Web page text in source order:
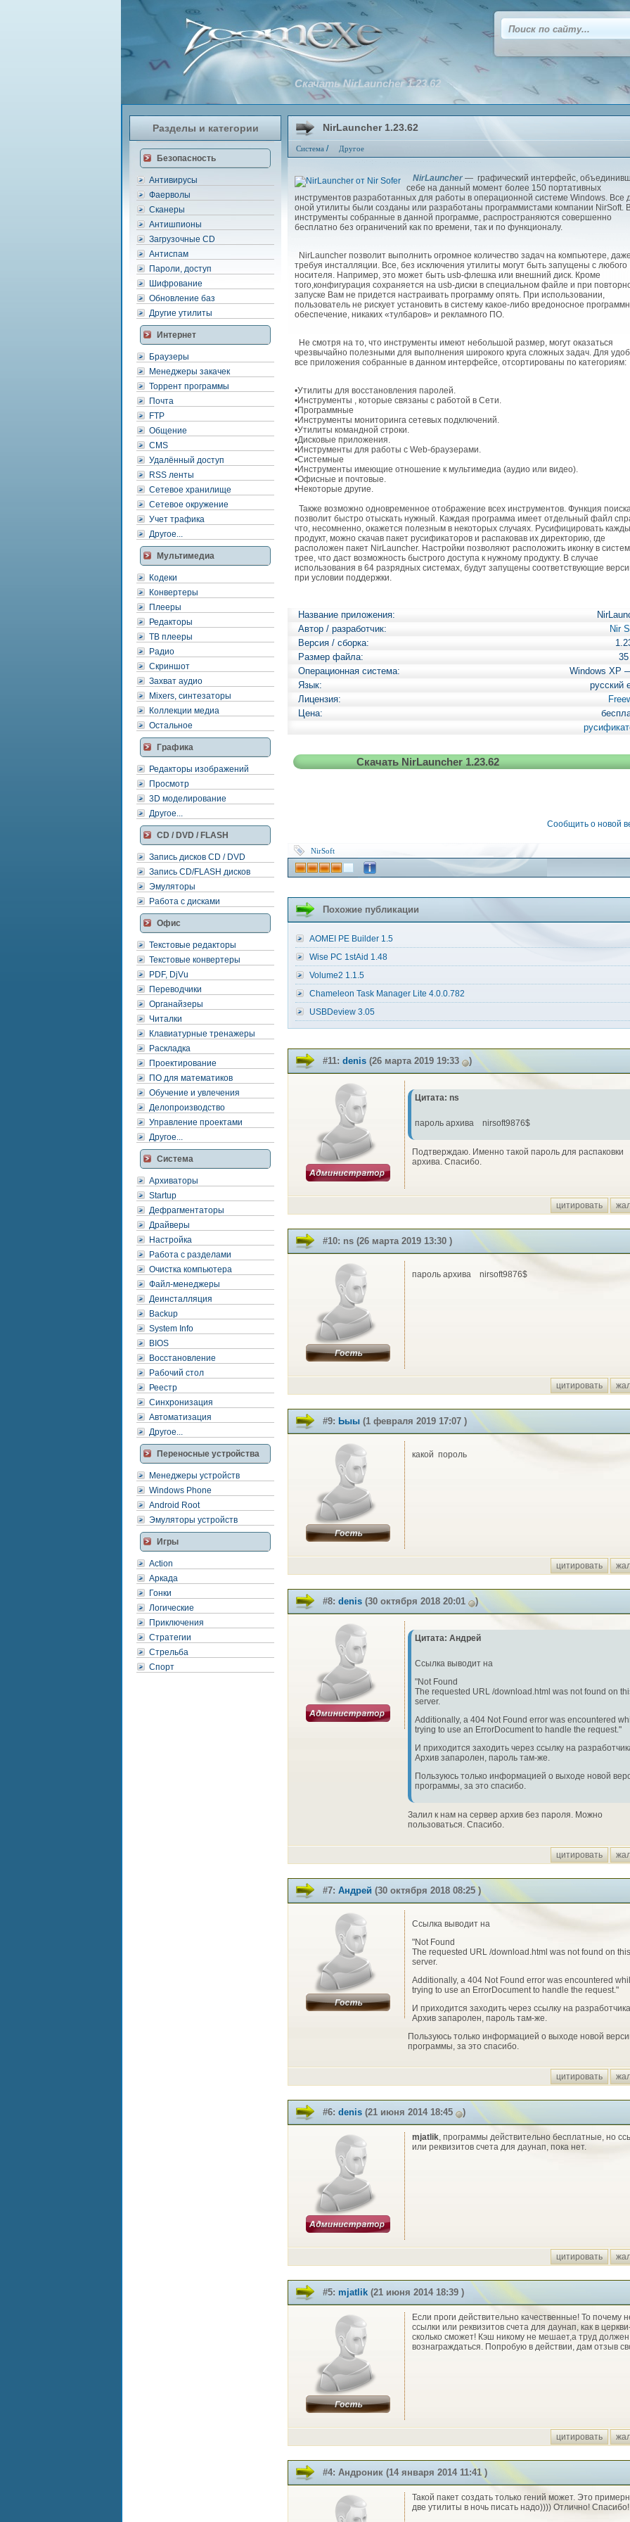
Разделы и категории
Безопасность
Антивирусы
Фаерволы
Сканеры
Антишпионы
Загрузочные CD
Антиспам
Пароли, доступ
Шифрование
Обновление баз
Другие утилиты
Интернет
Браузеры
Менеджеры закачек
Торрент программы
Почта
FTP
Общение
CMS
Удалённый доступ
RSS ленты
Сетевое хранилище
Сетевое окружение
Учет трафика
Другое...
Мультимедиа
Кодеки
Конвертеры
Плееры
Редакторы
ТВ плееры
Радио
Скриншот
Захват аудио
Mixers, синтезаторы
Коллекции медиа
Остальное
Графика
Редакторы изображений
Просмотр
3D моделирование
Другое...
CD / DVD / FLASH
Запись дисков CD / DVD
Запись CD/FLASH дисков
Эмуляторы
Работа с дисками
Офис
Текстовые редакторы
Текстовые конвертеры
PDF, DjVu
Переводчики
Органайзеры
Читалки
Клавиатурные тренажеры
Раскладка
Проектирование
ПО для математиков
Обучение и увлечения
Делопроизводство
Управление проектами
Другое...
Система
Архиваторы
Startup
Дефрагментаторы
Драйверы
Настройка
Работа с разделами
Очистка компьютера
Файл-менеджеры
Деинсталляция
Backup
System Info
BIOS
Восстановление
Рабочий стол
Реестр
Синхронизация
Автоматизация
Другое...
Переносные устройства
Менеджеры устройств
Windows Phone
Android Root
Эмуляторы устройств
Игры
Action
Аркада
Гонки
Логические
Приключения
Стратегии
Стрельба
Спорт
NirLauncher 1.23.62
Система / Другое
Скачать NirLauncher 1.23.62
NirLauncher — графический интерфейс,
себе на данный момент более 150 портативных
инструментов разработанных для работы в операционной системе Windows. Все
оной утилиты были созданы или разработаны программистами компании NirSoft.
инструменты собранные в данной программе, распространяются совершенно
бесплатно без ограничений как по времени, так и по функционалу.
NirLauncher позволит выполнить огромное количество задач на компьютере,
требуя инсталляции. Все, без исключения утилиты могут быть запущены с любого
носителя. Например, это может быть usb-флешка или внешний диск. Кроме
того,конфигурация сохраняется на usb-диски в специальном файле и при
запуске Вам не придется настраивать программу опять. При использовании,
пользователь не рискует установить в систему какое-либо вредоносное
обеспечение, никаких «тулбаров» и рекламного ПО.
Не смотря на то, что инструменты имеют небольшой размер, могут оказаться
чрезвычайно полезными для выполнения широкого круга сложных задач. Для
все приложения собранные в данном интерфейсе, отсортированы по категориям:
•Утилиты для восстановления паролей.
•Инструменты , которые связаны с работой в Сети.
•Программные
•Инструменты мониторинга сетевых подключений.
•Утилиты командной строки.
•Дисковые приложения.
•Инструменты для работы с Web-браузерами.
•Системные
•Инструменты имеющие отношение к мультимедиа (аудио или видео).
•Офисные и почтовые.
•Некоторые другие.
Также возможно одновременное отображение всех инструментов. Функция
позволит быстро отыскать нужный. Каждая программа имеет отдельный файл
что, несомненно, окажется полезным в некоторых случаях. Русифицировать
продукт, можно скачав пакет русификаторов и распаковав их директорию, где
расположен пакет NirLauncher. Настройки позволяют расположить иконку в
трее, что даст возможность быстрого доступа к нужному продукту. В случае
использования в 64 разрядных системах, будут запущены соответствующие
при условии поддержки.
Название приложения:
Автор / разработчик:
Nir
Версия / сборка:
Размер файла:
Операционная система:
Windows XP
Язык:
русский
Лицензия:
Цена:
Скачать NirLauncher 1.23.62
Сообщить о новой
NirSoft
Похожие публикации
AOMEI PE Builder 1.5
Wise PC 1stAid 1.48
Volume2 1.1.5
Сhameleon Task Manager Lite 4.0.0.782
USBDeview 3.05
#11: denis (26 марта 2019 19:33 )
Цитата: ns
пароль архива nirsoft9876$
Подтверждаю. Именно такой пароль для распаковки
архива. Спасибо.
цитировать
#10: ns (26 марта 2019 13:30 )
пароль архива nirsoft9876$
цитировать
#9: Ьыы (1 февраля 2019 17:07 )
какой пороль
цитировать
#8: denis (30 октября 2018 20:01 )
Цитата: Андрей
Ссылка выводит на
"Not Found
The requested URL /download.html was not found on
server.
Additionally, a 404 Not Found error was encountered
trying to use an ErrorDocument to handle the request."
И приходится заходить через ссылку на
Архив запаролен, пароль там-же.
Пользуюсь только информацией о выходе новой
программы, за это спасибо.
Залил к нам на сервер архив без пароля. Можно
пользоваться. Спасибо.
цитировать
#7: Андрей (30 октября 2018 08:25 )
Ссылка выводит на
"Not Found
The requested URL /download.html was not found on this
server.
Additionally, a 404 Not Found error was encountered
trying to use an ErrorDocument to handle the request."
И приходится заходить через ссылку на
Архив запаролен, пароль там-же.
Пользуюсь только информацией о выходе новой
программы, за это спасибо.
цитировать
#6: denis (21 июня 2014 18:45 )
mjatlik, программы действительно бесплатные, но
или реквизитов счета для даунап, пока нет.
цитировать
#5: mjatlik (21 июня 2014 18:39 )
Если проги действительно качественные! То почему
ссылки или реквизитов счета для даунап, как в
сколько сможет! Кэш никому не мешает,а труд должен
вознаграждаться. Попробую в действии, дам отзыв
цитировать
#4: Андроник (14 января 2014 11:41 )
Такой пакет создать только гений может. Это
две утилиты в ночь писать надо)))) Отлично! Спасибо!